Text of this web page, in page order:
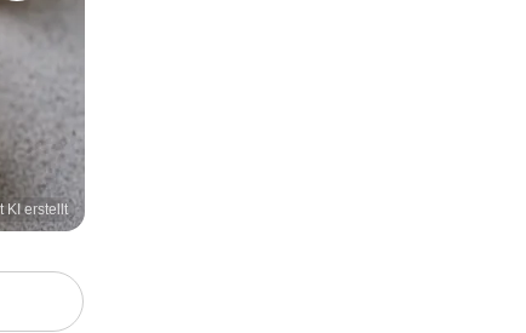
KI erstellt